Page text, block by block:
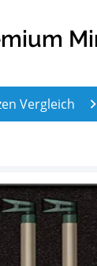
Vergleich